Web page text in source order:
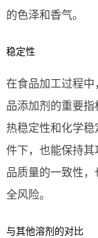
的色泽和香气。
稳定性
在食品加工过程
品添加剂的重要
热稳定性和化学
件下，也能保持
品质量的一致性
全风险。
与其他溶剂的对比